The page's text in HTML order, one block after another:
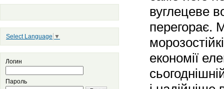
Select Language ▼
Логин
Пароль
вуглецеве
перегорає.
економії